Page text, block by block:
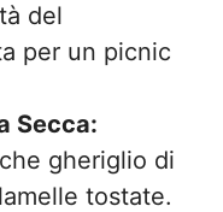
del
per un picnic
Secca:
gheriglio di
tostate.